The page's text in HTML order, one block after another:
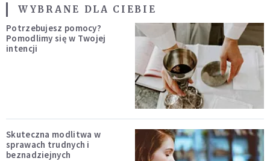
WYBRANE DLA CIEBIE
Potrzebujesz pomocy?
Pomodlimy się w Twojej
intencji
Skuteczna modlitwa w
sprawach trudnych i
beznadziejnych